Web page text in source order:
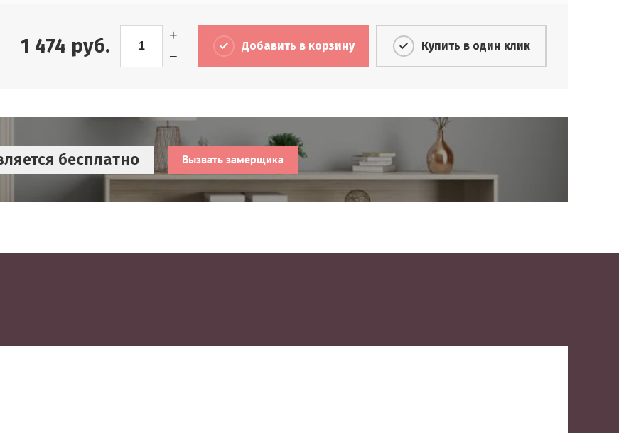
1 474 руб. −
+
Добавить в корзину Купить в один клик
бесплатно Вызвать замерщика